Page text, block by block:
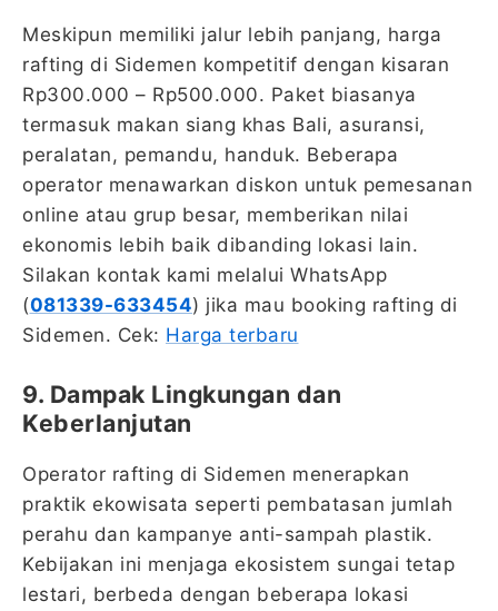
Meskipun memiliki jalur lebih panjang, harga
rafting di Sidemen kompetitif dengan kisaran
Rp300.000 – Rp500.000. Paket biasanya
termasuk makan siang khas Bali, asuransi,
peralatan, pemandu, handuk. Beberapa
operator menawarkan diskon untuk pemesanan
online atau grup besar, memberikan nilai
ekonomis lebih baik dibanding lokasi lain.
Silakan kontak kami melalui WhatsApp
(081339-633454) jika mau booking rafting di
Sidemen. Cek: Harga terbaru
9. Dampak Lingkungan dan
Keberlanjutan
Operator rafting di Sidemen menerapkan
praktik ekowisata seperti pembatasan jumlah
perahu dan kampanye anti-sampah plastik.
Kebijakan ini menjaga ekosistem sungai tetap
lestari, berbeda dengan beberapa lokasi